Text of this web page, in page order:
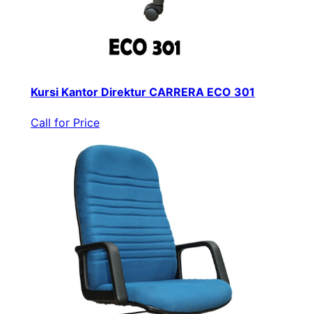
Kursi Kantor Direktur CARRERA ECO 301
Call for Price